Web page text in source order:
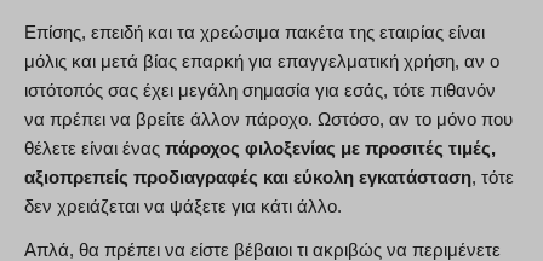
Επίσης, επειδή και τα χρεώσιμα πακέτα της εταιρίας είναι
μόλις και μετά βίας επαρκή για επαγγελματική χρήση, αν ο
ιστότοπός σας έχει μεγάλη σημασία για εσάς, τότε πιθανόν
να πρέπει να βρείτε άλλον πάροχο. Ωστόσο, αν το μόνο που
θέλετε είναι ένας πάροχος φιλοξενίας με προσιτές τιμές,
αξιοπρεπείς προδιαγραφές και εύκολη εγκατάσταση, τότε
δεν χρειάζεται να ψάξετε για κάτι άλλο.
Απλά, θα πρέπει να είστε βέβαιοι τι ακριβώς να περιμένετε